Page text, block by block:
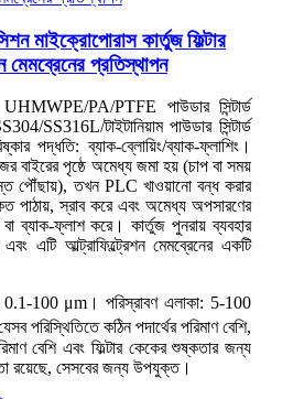
মাইক্রোপোরাস কার্তুজ ফিল্টার
মেমব্রেনের প্রতিস্থাপন
UHMWPE/PA/PTFE পাউডার সিন্টার্ড
SS316L/টাইটানিয়াম পাউডার সিন্টার্ড
পদ্ধতি: ব্যাক-ব্লোয়িং/ব্যাক-ফ্লাশিং।
বাইরের পৃষ্ঠে অমেধ্য জমা হয় (চাপ বা সময়
পৌঁছায়), তখন PLC খাওয়ানো বন্ধ করার
পাঠায়, স্রাব করে এবং অমেধ্য অপসারণের
ব্যাক-ফ্লাশ করে। কার্তুজ পুনরায় ব্যবহার
এটি আল্ট্রাফিল্ট্রেশন মেমব্রেনের একটি
0.1-100 μm। পরিস্রাবণ এলাকা: 5-100
পরিস্থিতিতে কঠিন পদার্থের পরিমাণ বেশি,
বেশি এবং ফিল্টার কেকের শুষ্কতার জন্য
রয়েছে, সেসবের জন্য উপযুক্ত।